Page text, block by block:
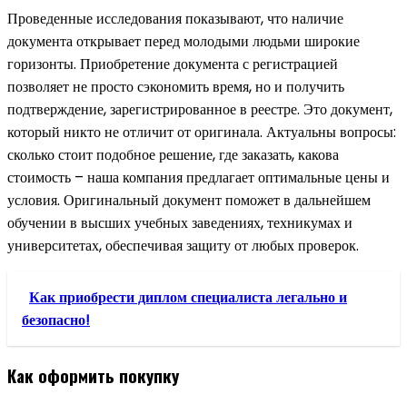
Проведенные исследования показывают, что наличие
документа открывает перед молодыми людьми широкие
горизонты. Приобретение документа с регистрацией
позволяет не просто сэкономить время, но и получить
подтверждение, зарегистрированное в реестре. Это документ,
который никто не отличит от оригинала. Актуальны вопросы:
сколько стоит подобное решение, где заказать, какова
стоимость – наша компания предлагает оптимальные цены и
условия. Оригинальный документ поможет в дальнейшем
обучении в высших учебных заведениях, техникумах и
университетах, обеспечивая защиту от любых проверок.
Как приобрести диплом специалиста легально и
безопасно!
Как оформить покупку